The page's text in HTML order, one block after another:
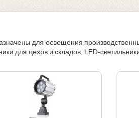
для освещения
для цехов и складов, LED-